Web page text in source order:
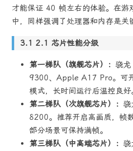
才能保证 40 帧左右的体验。在游
中，同样强调了处理器和内存是关
2.1 芯片性能分级
第一梯队（旗舰芯片）： 骁
9300、Apple A17 Pro。可
模式，长时间运行后温控良好
第二梯队（次旗舰芯片）： 骁
8200。推荐开启高画质，帧
部分场景可保持满帧。
第三梯队（中高端芯片）： 骁